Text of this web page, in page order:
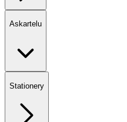
Askartelu
Stationery